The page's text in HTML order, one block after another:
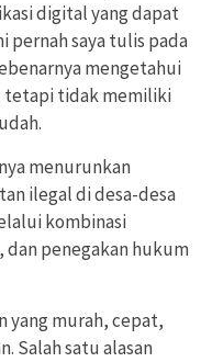
digital yang dapat
pernah saya tulis pada
mengetahui
tetapi tidak memiliki
menurunkan
ilegal di desa-desa
kombinasi
dan penegakan hukum
yang murah, cepat,
Salah satu alasan